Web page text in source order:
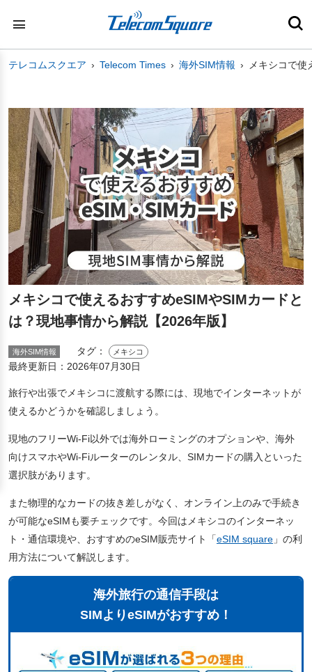
テレコムスクエア Telecom Times 海外SIM情報 メキシコで使
メキシコで使えるおすすめeSIMやSIMカードと
は？現地事情から解説【2026年版】
海外SIM情報 タグ： メキシコ
最終更新日： 2026年07月30日
旅行や出張でメキシコに渡航する際には、現地でインターネットが
使えるかどうかを確認しましょう。
現地のフリーWi-Fi以外では海外ローミングのオプションや、海外
向けスマホやWi-Fiルーターのレンタル、SIMカードの購入といった
選択肢があります。
また物理的なカードの抜き差しがなく、オンライン上のみで手続き
が可能なeSIMも要チェックです。今回はメキシコのインターネッ
ト・通信環境や、おすすめのeSIM販売サイト「eSIM square 」の利
用方法について解説します。
海外旅行の通信手段は
SIMよりeSIMがおすすめ！